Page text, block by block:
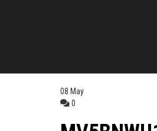
08 May
0